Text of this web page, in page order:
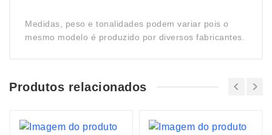
Medidas, peso e tonalidades podem variar pois o
mesmo modelo é produzido por diversos fabricantes.
Produtos relacionados